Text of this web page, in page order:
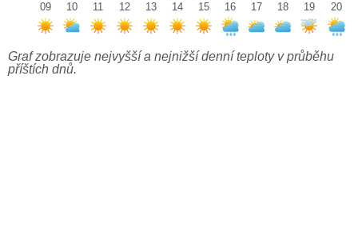
09
10
11
12
13
14
15
16
17
18
19
20
Graf zobrazuje nejvyšší a nejnižší denní teploty v průběhu
příštích dnů.